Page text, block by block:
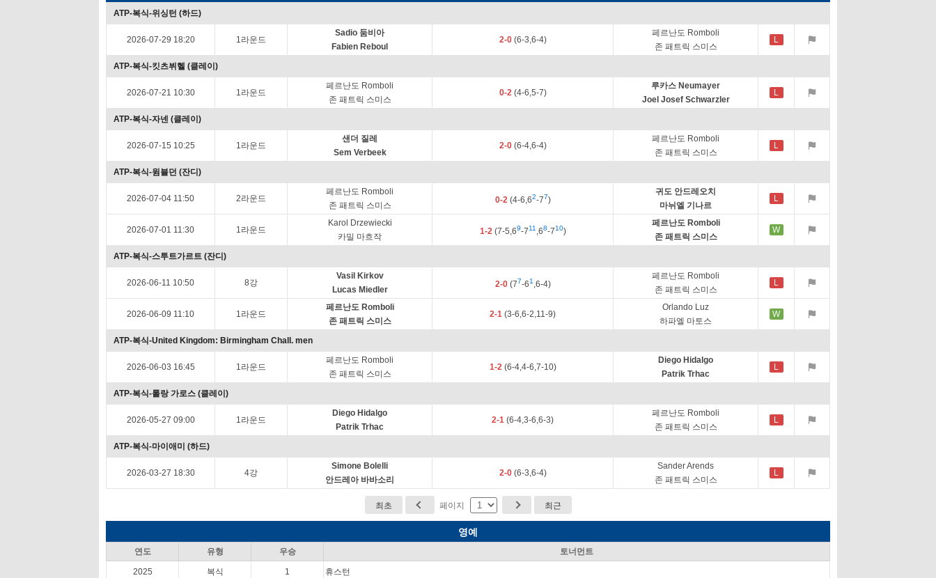
ATP-복식-위싱턴 (하드)
2026-07-29 18:20 1라운드
Sadio 둠비아
Fabien Reboul
2-0(6-3,6-4)
페르난도 Romboli
존 패트릭 스미스
L
ATP-복식-킷츠뷔헬 (클레이)
2026-07-21 10:30 1라운드
페르난도 Romboli
존 패트릭 스미스
0-2(4-6,5-7)
루카스 Neumayer
Joel Josef Schwarzler
L
ATP-복식-자넨 (클레이)
2026-07-15 10:25 1라운드
샌더 질레
Sem Verbeek
2-0(6-4,6-4)
페르난도 Romboli
존 패트릭 스미스
L
ATP-복식-윔블던 (잔디)
2026-07-04 11:50 2라운드
페르난도 Romboli
존 패트릭 스미스
0-2(4-6,62-77)
귀도 안드레오치
마뉘엘 기나르
L
2026-07-01 11:30 1라운드
Karol Drzewiecki
카밀 마흐작
1-2(7-5,69-711 ,68-710)
페르난도 Romboli
존 패트릭 스미스
W
ATP-복식-스투트가르트 (잔디)
2026-06-11 10:50 8강
Vasil Kirkov
Lucas Miedler
2-0(77-61 ,6-4)
페르난도 Romboli
존 패트릭 스미스
L
2026-06-09 11:10 1라운드
페르난도 Romboli
존 패트릭 스미스
2-1 (3-6,6-2,11-9)
Orlando Luz
하파엘 마토스
W
ATP-복식-United Kingdom: Birmingham Chall. men
2026-06-03 16:45 1라운드
페르난도 Romboli
존 패트릭 스미스
1-2(6-4,4-6,7-10)
Diego Hidalgo
Patrik Trhac
L
ATP-복식-롤랑 가로스 (클레이)
2026-05-27 09:00 1라운드
Diego Hidalgo
Patrik Trhac
2-1 (6-4,3-6,6-3)
페르난도 Romboli
존 패트릭 스미스
L
ATP-복식-마이애미 (하드)
2026-03-27 18:30 4강
Simone Bolelli
안드레아 바바소리
2-0(6-3,6-4)
Sander Arends
존 패트릭 스미스
L
최초 페이지 최근
영예
연도 유형 우승 토너먼트
2025 복식 1 휴스턴